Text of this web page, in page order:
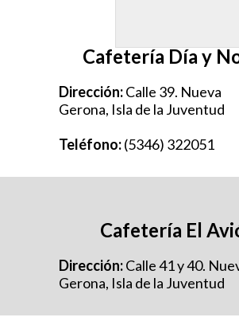
Cafetería Día y
Dirección:Calle 39. Nueva
Gerona, Isla de la Juventud
Teléfono:(5346) 322051
Cafetería El
Dirección:Calle 41 y 40.
Gerona, Isla de la Juventud